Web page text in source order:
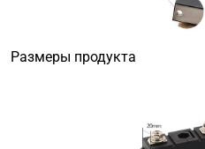
Размеры продукта